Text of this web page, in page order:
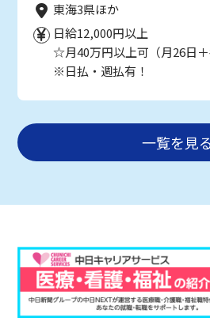
東海3県ほか
日給12,000円以上
☆月40万円以上可（月26日＋
※日払・週払有！
一覧を見る